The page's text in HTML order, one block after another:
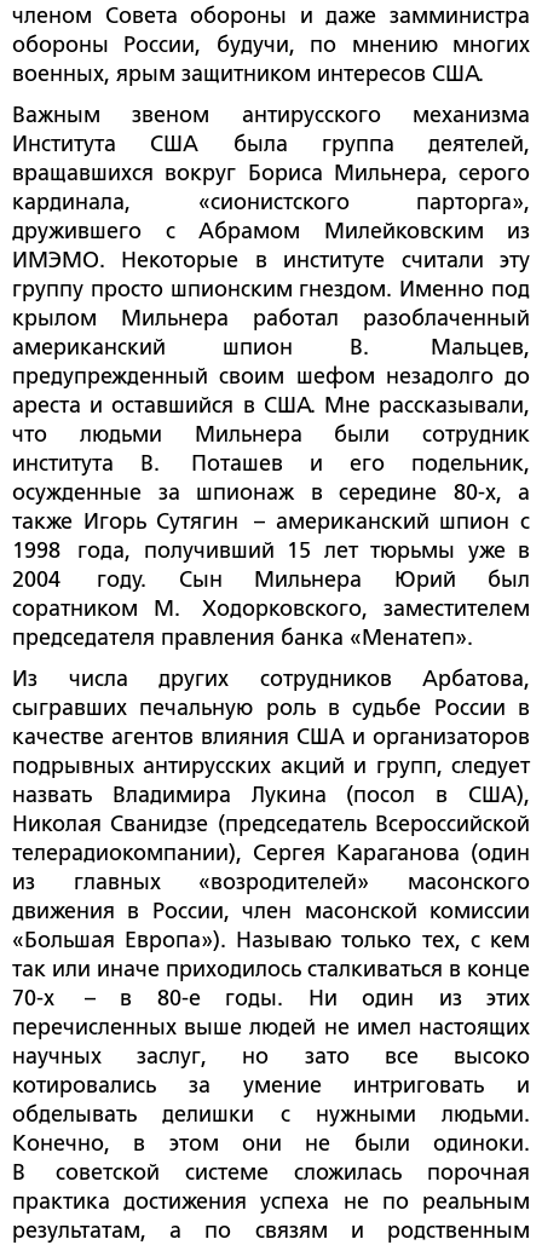
членом Совета обороны и даже замминистра
обороны России, будучи, по мнению многих
военных, ярым защитником интересов США.
Важным звеном антирусского механизма
Института США была группа деятелей,
вращавшихся вокруг Бориса Мильнера, серого
кардинала, «сионистского парторга»,
дружившего с Абрамом Милейковским из
ИМЭМО. Некоторые в институте считали эту
группу просто шпионским гнездом. Именно под
крылом Мильнера работал разоблаченный
американский шпион В. Мальцев,
предупрежденный своим шефом незадолго до
ареста и оставшийся в США. Мне рассказывали,
что людьми Мильнера были сотрудник
института В. Поташев и его подельник,
осужденные за шпионаж в середине 80-х, а
также Игорь Сутягин – американский шпион с
1998 года, получивший 15 лет тюрьмы уже в
2004 году. Сын Мильнера Юрий был
соратником М. Ходорковского, заместителем
председателя правления банка «Менатеп».
Из числа других сотрудников Арбатова,
сыгравших печальную роль в судьбе России в
качестве агентов влияния США и организаторов
подрывных антирусских акций и групп, следует
назвать Владимира Лукина (посол в США),
Николая Сванидзе (председатель Всероссийской
телерадиокомпании), Сергея Караганова (один
из главных «возродителей» масонского
движения в России, член масонской комиссии
«Большая Европа»). Называю только тех, с кем
так или иначе приходилось сталкиваться в конце
70-х – в 80-е годы. Ни один из этих
перечисленных выше людей не имел настоящих
научных заслуг, но зато все высоко
котировались за умение интриговать и
обделывать делишки с нужными людьми.
Конечно, в этом они не были одиноки.
В советской системе сложилась порочная
практика достижения успеха не по реальным
результатам, а по связям и родственным